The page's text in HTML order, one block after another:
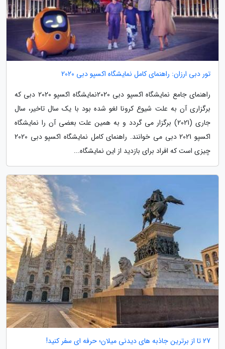
تور دبی ارزان: راهنمای کامل نمایشگاه اکسپو دبی 2020
راهنمای جامع نمایشگاه اکسپو دبی 2020نمایشگاه اکسپو 2020 دبی که
برگزاری آن به علت شیوع کرونا لغو شده بود با یک سال تاخیر، سال
جاری (2021) برگزار می گردد و به همین علت بعضی آن را نمایشگاه
اکسپو 2021 دبی می خوانند. راهنمای کامل نمایشگاه اکسپو دبی 2020
چیزی است که افراد برای بازدید از این نمایشگاه...
27 تا از برترین جاذبه های دیدنی میلان؛ حرفه ای سفر کنید!